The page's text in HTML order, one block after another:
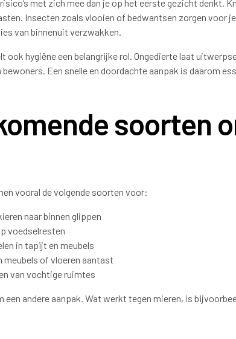
met zich mee dan je op het eerste gezicht denkt.
Insecten zoals vlooien of bedwantsen zorgen voor
van binnenuit verzwakken.
ook hygiëne een belangrijke rol. Ongedierte laat
bewoners. Een snelle en doordachte aanpak is daarom
soorten
vooral de volgende soorten voor:
naar binnen glippen
voedselresten
in tapijt en meubels
meubels of vloeren aantast
van vochtige ruimtes
een andere aanpak. Wat werkt tegen mieren, is